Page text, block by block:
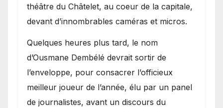
théâtre du Châtelet, au coeur de la capitale,
devant d’innombrables caméras et micros.
Quelques heures plus tard, le nom
d’Ousmane Dembélé devrait sortir de
l’enveloppe, pour consacrer l’officieux
meilleur joueur de l’année, élu par un panel
de journalistes, avant un discours du